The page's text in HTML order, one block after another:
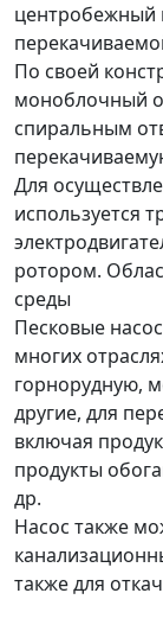
центробежный
По своей
моноблочный
спиральным
Для
используется
ротором.
среды
Песковые
многих
горнорудную,
другие, для
включая
продукты
др.
Насос также
также для